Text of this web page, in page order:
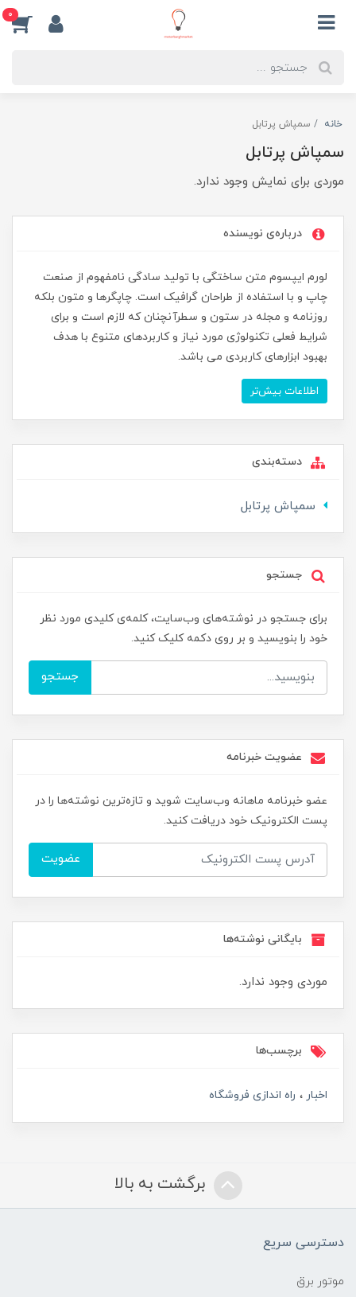
0
خانه سمپاش پرتابل
سمپاش پرتابل
موردی برای نمایش وجود ندارد.
درباره‌ی نویسنده
لورم ایپسوم متن ساختگی با تولید سادگی نامفهوم از صنعت
چاپ و با استفاده از طراحان گرافیک است. چاپگرها و متون بلکه
روزنامه و مجله در ستون و سطرآنچنان که لازم است و برای
شرایط فعلی تکنولوژی مورد نیاز و کاربردهای متنوع با هدف
بهبود ابزارهای کاربردی می باشد.
اطلاعات بیش‌تر
دسته‌بندی
سمپاش پرتابل
جستجو
برای جستجو در نوشته‌های وب‌سایت، کلمه‌ی کلیدی مورد نظر
خود را بنویسید و بر روی دکمه کلیک کنید.
جستجو
عضویت خبرنامه
عضو خبرنامه ماهانه وب‌سایت شوید و تازه‌ترین نوشته‌ها را در
پست الکترونیک خود دریافت کنید.
عضویت
بایگانی نوشته‌ها
موردی وجود ندارد.
برچسب‌ها
اخبار راه اندازی فروشگاه
برگشت به بالا
دسترسی سریع
موتور برق